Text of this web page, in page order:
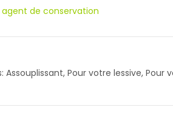
agent de conservation
Assouplissant, Pour votre lessive, Pour